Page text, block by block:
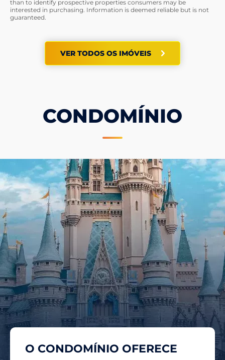
than to identify prospective properties consumers may be
interested in purchasing. Information is deemed reliable but is not
guaranteed.
VER TODOS OS IMÓVEIS
CONDOMÍNIO
O CONDOMÍNIO OFERECE